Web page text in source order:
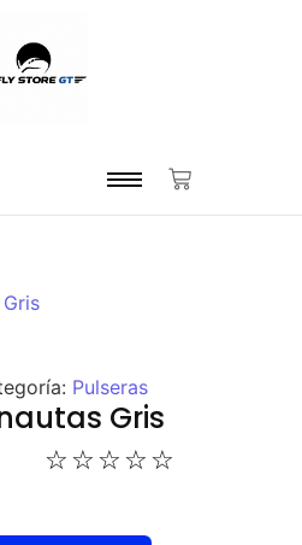
búsqueda
Pulseras
Gris
☆ ☆ ☆ ☆ ☆